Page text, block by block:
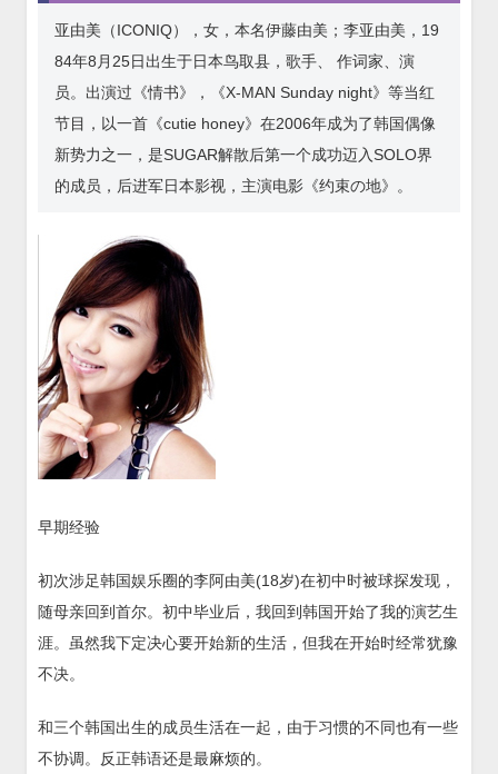
亚由美（ICONIQ），女，本名伊藤由美；李亚由美，19
84年8月25日出生于日本鸟取县，歌手、 作词家、演
员。出演过《情书》，《X-MAN Sunday night》等当红
节目，以一首《cutie honey》在2006年成为了韩国偶像
新势力之一，是SUGAR解散后第一个成功迈入SOLO界
的成员，后进军日本影视，主演电影《约束の地》。
早期经验
初次涉足韩国娱乐圈的李阿由美(18岁)在初中时被球探发现，
随母亲回到首尔。初中毕业后，我回到韩国开始了我的演艺生
涯。虽然我下定决心要开始新的生活，但我在开始时经常犹豫
不决。
和三个韩国出生的成员生活在一起，由于习惯的不同也有一些
不协调。反正韩语还是最麻烦的。